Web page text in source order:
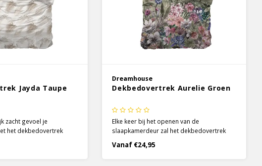
Jayda Taupe
zacht gevoel je
het dekbedovertrek
eerste de prachtige
combinatie van lichte
Dreamhouse
Dekbedovertrek Aurelie Groen
Elke keer bij het openen van de
slaapkamerdeur zal het dekbedovertrek
trekken. De prachtige kleurencombinaties
vullen elkaar mooi aan en laten je ogen
Vanaf €24,95